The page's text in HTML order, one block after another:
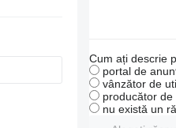
Cum ați descrie
portal de
vânzător de
producător
nu există un